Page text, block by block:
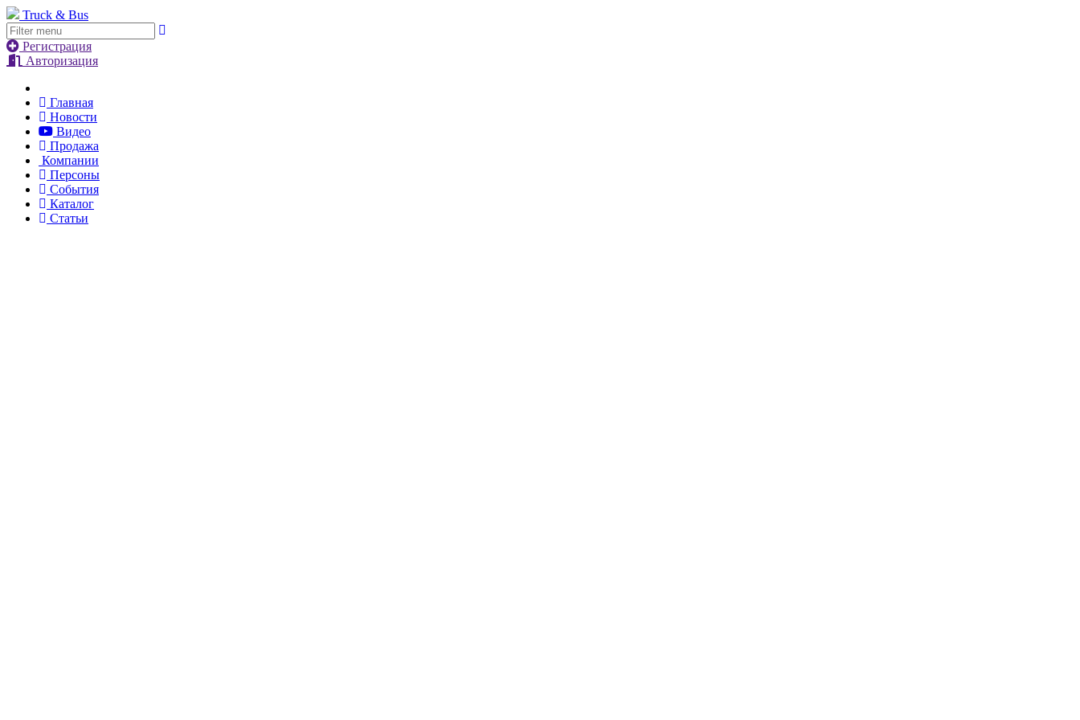
Truck & Bus
Регистрация
Авторизация
Главная
Новости
Видео
Продажа
Компании
Персоны
События
Каталог
Статьи